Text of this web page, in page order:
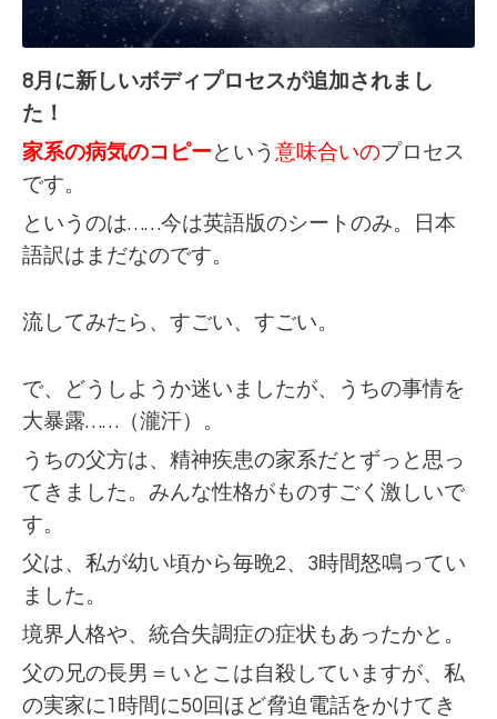
8月に新しいボディプロセスが追加されまし
た！
家系の病気のコピー という 意味合いのプロセス
です。
というのは……今は英語版のシートのみ。日本
語訳はまだなのです。
流してみたら、すごい、すごい。
で、どうしようか迷いましたが、うちの事情を
大暴露……（瀧汗）。
うちの父方は、精神疾患の家系だとずっと思っ
てきました。みんな性格がものすごく激しいで
す。
父は、私が幼い頃から毎晩2、3時間怒鳴ってい
ました。
境界人格や、統合失調症の症状もあったかと。
父の兄の長男＝いとこは自殺していますが、私
の実家に1時間に50回ほど脅迫電話をかけてき